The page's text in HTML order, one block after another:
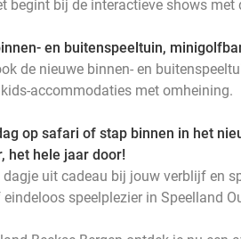
begint bij de interactieve shows met
en buitenspeeltuin,
de nieuwe binnen- en
accommodaties met omheining.
op safari of stap binnen in het
het hele jaar door!
dagje uit cadeau bij jouw verblijf en
speelplezier in Speelland